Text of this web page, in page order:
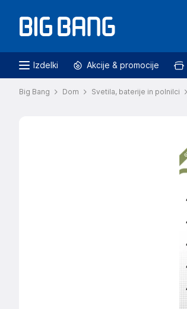
Izdelki Akcije & promocije
Big Bang Dom Svetila, baterije in polnilci